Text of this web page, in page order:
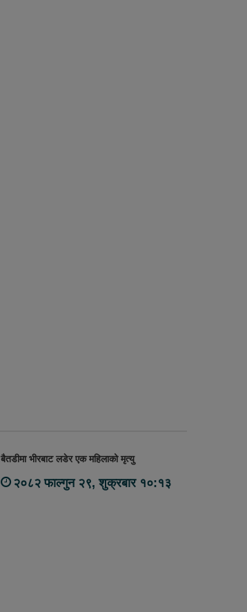
बैतडीमा भीरबाट लडेर एक महिलाको मृत्यु
२०८२ फाल्गुन २९, शुक्रबार १०:१३